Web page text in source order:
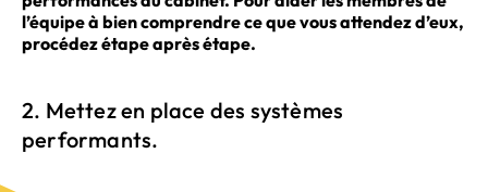
l’équipe à bien comprendre ce que vous attendez d’eux,
procédez étape après étape.
2. Mettez en place des systèmes
performants.